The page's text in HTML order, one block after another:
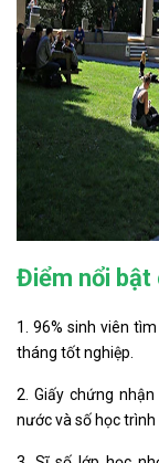
Điểm nổi bật
1. 96% sinh viên
tháng tốt nghiệp.
2. Giấy chứng
nước và số học